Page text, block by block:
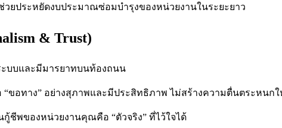
วยประหยัดงบประมาณซ่อมบำรุงของหน่วยงานในระยะยาว
& Trust)
บบและมีมารยาทบนท้องถนน
“ขอทาง” อย่างสุภาพและมีประสิทธิภาพ ไม่สร้างความตื่นตระหนก
ชีพของหน่วยงานคุณคือ “ตัวจริง” ที่ไว้ใจได้